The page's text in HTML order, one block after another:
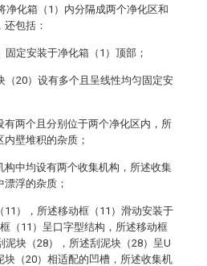
净化箱（1）内分隔成两个净化区和
包括：
定安装于净化箱（1）顶部；
（20）设有多个且呈线性均匀固定安
有两个且分别位于两个净化区内，所
壁堆积的杂质；
构中均设有两个收集机构，所述收集
浮的杂质；
11），所述移动框（11）滑动安装于
（11）呈口字型结构，所述移动框
泥块（28），所述刮泥块（28）呈U
（20）相适配的凹槽，所述收集机